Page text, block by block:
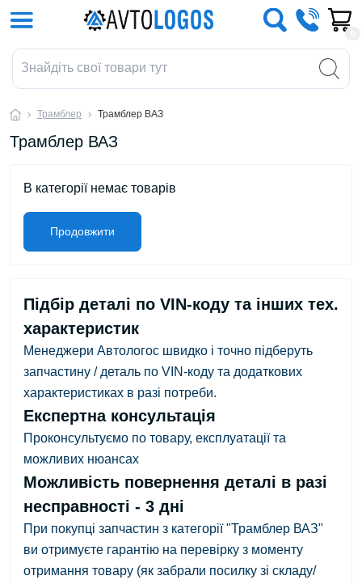
Трамблер Трамблер ВАЗ
Трамблер ВАЗ
В категорії немає товарів
Продовжити
Підбір деталі по VIN-коду та інших тех.
характеристик
Менеджери Автологос швидко і точно підберуть
запчастину / деталь по VIN-коду та додаткових
характеристиках в разі потреби.
Експертна консультація
Проконсультуємо по товару, експлуатації та
можливих нюансах
Можливість повернення деталі в разі
несправності - 3 дні
При покупці запчастин з категорії "Трамблер ВАЗ"
ви отримуєте гарантію на перевірку з моменту
отримання товару (як забрали посилку зі складу/